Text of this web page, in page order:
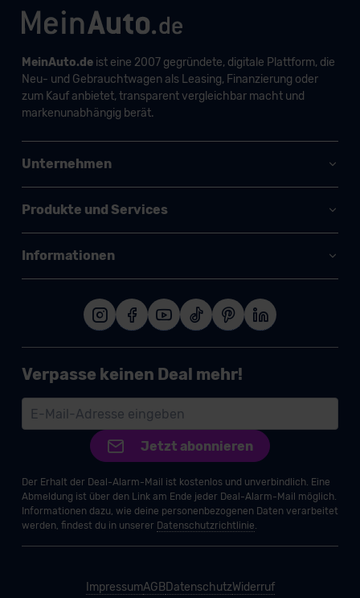
MeinAuto.deist eine 2007 gegründete, digitale Plattform, die
Neu- und Gebrauchtwagen als Leasing, Finanzierung oder
zum Kauf anbietet, transparent vergleichbar macht und
markenunabhängig berät.
Unternehmen
Produkte und Services
Informationen
Verpasse keinen Deal mehr!
Jetzt abonnieren
Der Erhalt der Deal-Alarm-Mail ist kostenlos und unverbindlich. Eine
Abmeldung ist über den Link am Ende jeder Deal-Alarm-Mail möglich.
Informationen dazu, wie deine personenbezogenen Daten verarbeitet
werden, findest du in unserer Datenschutzrichtlinie.
ImpressumAGBDatenschutzWiderruf